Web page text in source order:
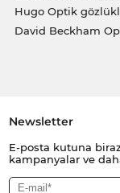
Hugo Optik
David Beckham
Newsletter
E-posta kutuna biraz
kampanyalar ve